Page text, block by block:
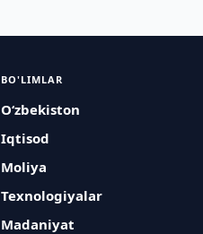
BO'LIMLAR
O‘zbekiston
Iqtisod
Moliya
Texnologiyalar
Madaniyat